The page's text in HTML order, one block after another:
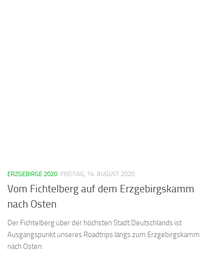
ERZGEBIRGE 2020 FREITAG, 14. AUGUST 2020
Vom Fichtelberg auf dem Erzgebirgskamm
nach Osten
Der Fichtelberg über der höchsten Stadt Deutschlands ist
Ausgangspunkt unseres Roadtrips längs zum Erzgebirgskamm
nach Osten.